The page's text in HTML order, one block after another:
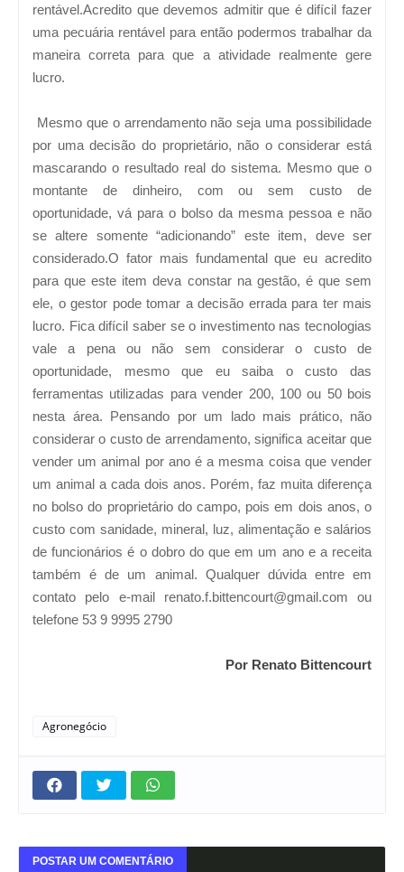
rentável.Acredito que devemos admitir que é difícil fazer
uma pecuária rentável para então podermos trabalhar da
maneira correta para que a atividade realmente gere
lucro.
Mesmo que o arrendamento não seja uma possibilidade
por uma decisão do proprietário, não o considerar está
mascarando o resultado real do sistema. Mesmo que o
montante de dinheiro, com ou sem custo de
oportunidade, vá para o bolso da mesma pessoa e não
se altere somente “adicionando” este item, deve ser
considerado.O fator mais fundamental que eu acredito
para que este item deva constar na gestão, é que sem
ele, o gestor pode tomar a decisão errada para ter mais
lucro. Fica difícil saber se o investimento nas tecnologias
vale a pena ou não sem considerar o custo de
oportunidade, mesmo que eu saiba o custo das
ferramentas utilizadas para vender 200, 100 ou 50 bois
nesta área. Pensando por um lado mais prático, não
considerar o custo de arrendamento, significa aceitar que
vender um animal por ano é a mesma coisa que vender
um animal a cada dois anos. Porém, faz muita diferença
no bolso do proprietário do campo, pois em dois anos, o
custo com sanidade, mineral, luz, alimentação e salários
de funcionários é o dobro do que em um ano e a receita
também é de um animal. Qualquer dúvida entre em
contato pelo e-mail renato.f.bittencourt@gmail.com ou
telefone 53 9 9995 2790
Por Renato Bittencourt
Agronegócio
POSTAR UM COMENTÁRIO